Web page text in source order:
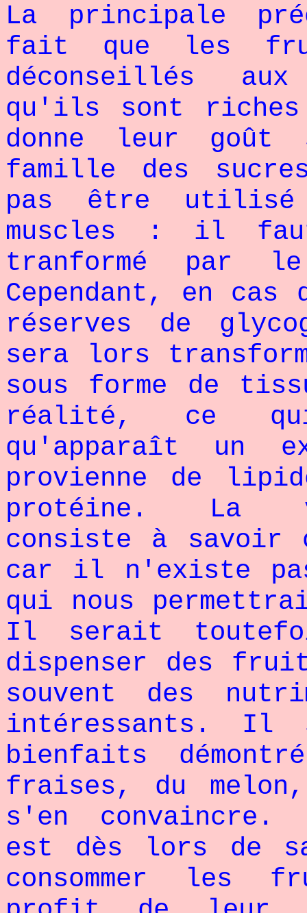
La principale
fait que les
déconseillés
qu'ils sont
donne leur goût
famille des
pas être utilisé
muscles : il
tranformé par
Cependant, en
réserves de
sera lors
sous forme de
réalité, ce
qu'apparaît un
provienne de
protéine. La
consiste à savoir
car il n'existe
qui nous
Il serait
dispenser des
souvent des
intéressants. Il
bienfaits
fraises, du
s'en convaincre.
est dès lors de
consommer